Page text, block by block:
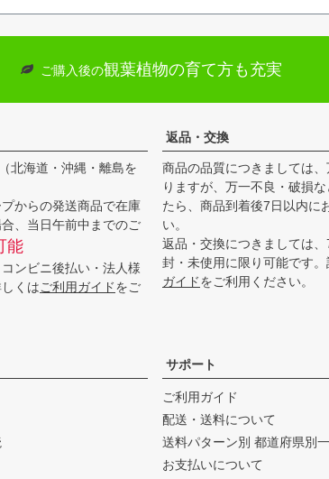
ご購入後の観葉植物の育て方も充実
北海道・沖縄・離島を
からの発送商品で在庫
、当日午前中までのご
能
ンビニ後払い・法人様
くはご利用ガイドをご
返品・交換
商品の品質につきましては
りますが、万一不良・破損
たら、商品到着後7日以内に
い。
返品・交換につきましては
封・未使用に限り可能です。
ガイドをご利用ください。
サポート
ご利用ガイド
配送・送料について
送料パターン別 都道府県別
お支払いについて